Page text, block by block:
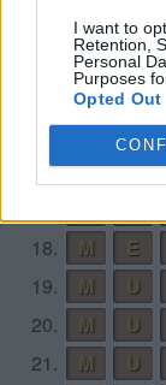
I want to
Retention,
Personal
Purposes
Opted Out
A
M E
M E
15. M E
16. M E
18.
M E
19.
M U
20.
M U
21.
M U